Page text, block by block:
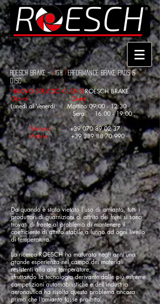
NUOVO SERVIZIOCLIENTIROESCH BRAKE:
Giorni Orari
Lunedì al Venerdì Mattino 09:00 - 12:30
Sera 16:00 - 19:00
Telefono:+39 070 89 02 37
Mobile:
+39 389 88 70 990
roesch brake - HIGH P ERFORMANCE BRAKE PADS &
Disc
Da quando è stato vietato l’uso di amianto, tutti i
produttori di guarnizioni di attrito dei freni si sono
trovati di fronte al problema di mantenere il
coefficiente di attrito stabile a lungo ad ogni livello
di temperatura.
La ricerca ROESCH ha maturato negli anni una
grande esperienza nel campo dei materiali
resistenti alla alte temperature;
sfruttando la tecnologia derivante dalle più estreme
competizioni automobilistiche e dell’industria
aeronautica ha risolto questo problema ancora
prima che l’amianto fosse proibito.